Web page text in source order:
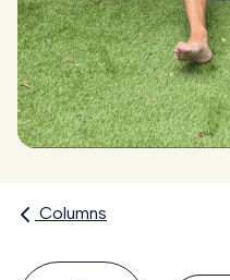
Columns